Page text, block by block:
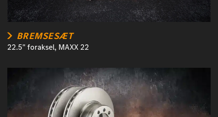
BREMSESÆT
22.5" foraksel, MAXX 22